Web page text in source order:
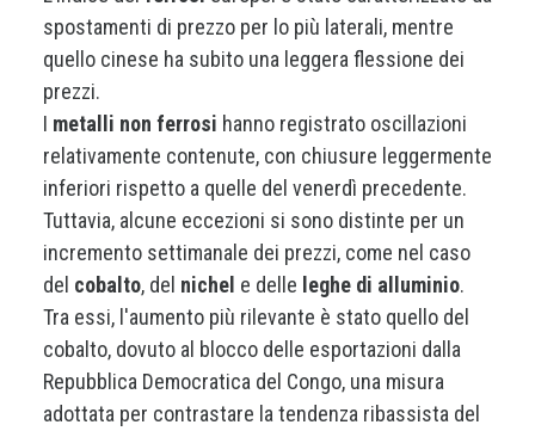
spostamenti di prezzo per lo più laterali, mentre
quello cinese ha subito una leggera flessione dei
prezzi.
I metalli non ferrosi hanno registrato oscillazioni
relativamente contenute, con chiusure leggermente
inferiori rispetto a quelle del venerdì precedente.
Tuttavia, alcune eccezioni si sono distinte per un
incremento settimanale dei prezzi, come nel caso
del cobalto, del nichel e delle leghe di alluminio.
Tra essi, l'aumento più rilevante è stato quello del
cobalto, dovuto al blocco delle esportazioni dalla
Repubblica Democratica del Congo, una misura
adottata per contrastare la tendenza ribassista del